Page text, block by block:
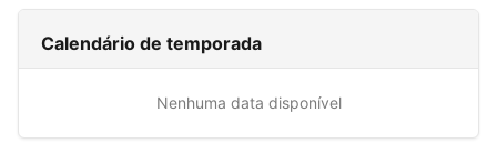
Calendário de temporada
Nenhuma data disponível